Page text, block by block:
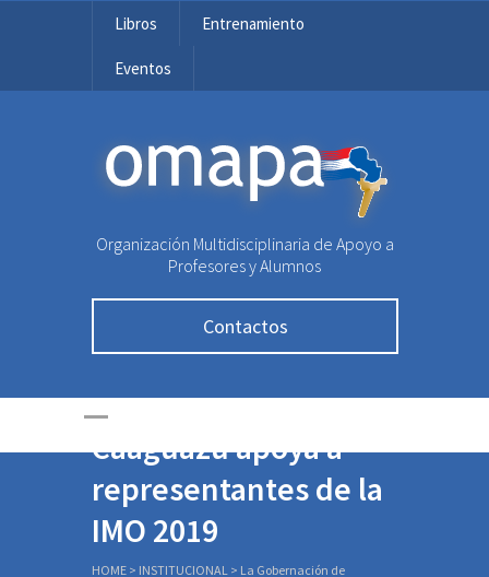
Libros Entrenamiento
Eventos
OMAPA
Organización Multidisciplinaria de Apoyo a
Profesores y Alumnos
Contactos
La Gobernación de
Caaguazú apoya a
representantes de la
IMO 2019
HOME > INSTITUCIONAL > La Gobernación de